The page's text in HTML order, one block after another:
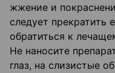
жжение и
следует прекратить
обратиться к
Не наносите
глаз, на слизистые